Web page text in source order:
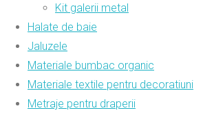
Kit galerii metal
Halate de baie
Jaluzele
Materiale bumbac organic
Materiale textile pentru decoratiuni
Metraje pentru draperii